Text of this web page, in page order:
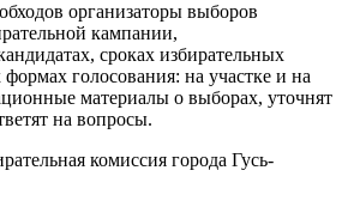
организаторы выборов
кампании,
сроках избирательных
голосования: на участке и на
материалы о выборах, уточнят
на вопросы.
комиссия города Гусь-